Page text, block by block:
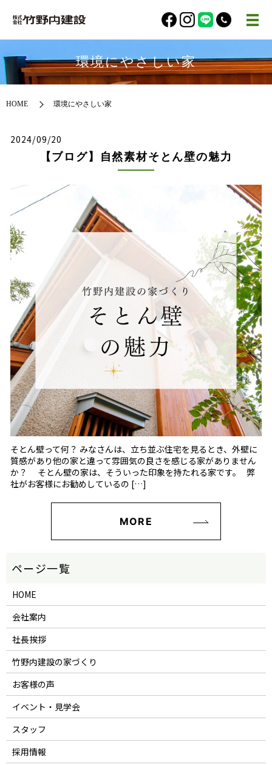
環境にやさしい家
HOME 環境にやさしい家
2024/09/20
【ブログ】自然素材そとん壁の魅力
そとん壁って何？ みなさんは、立ち並ぶ住宅を見るとき、外壁に
質感があり他の家と違って雰囲気の良さを感じる家がありません
か？ そとん壁の家は、そういった印象を持たれる家です。 弊
社がお客様にお勧めしているの […]
MORE
HOME
会社案内
社長挨拶
竹野内建設の家づくり
お客様の声
イベント・見学会
スタッフ
採用情報